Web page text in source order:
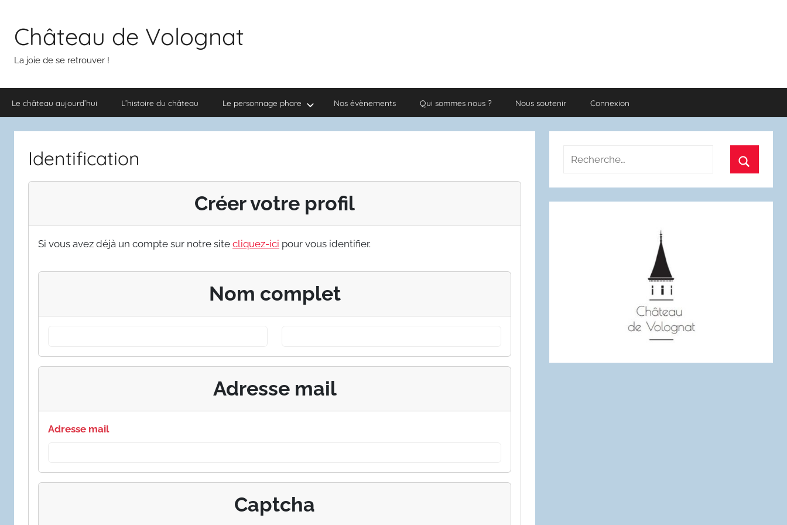
contenuChâteau de Volognat
La joie de se retrouver !
Le château aujourd’hui L’histoire du château Le personnage phare Nos évènements Qui sommes nous ? Nous soutenir Connexion
Identification
Créer votre profil
Si vous avez déjà un compte sur notre site cliquez-ici pour vous identifier.
Nom complet
Adresse mail
Adresse mail
Captcha
Recherche
: